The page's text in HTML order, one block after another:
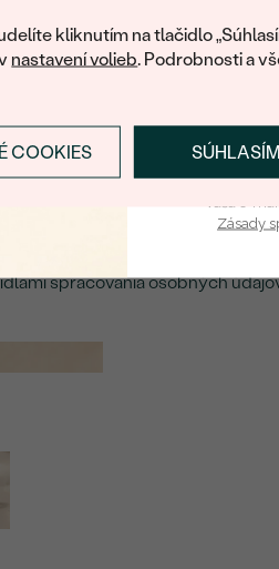
kliknutím na tlačidlo
nastavení volieb. Podrobnosti a
COOKIES
produktov. Pokiaľ chcete
nechajte nám svoj e-mail.
UPOZORNENIE NA TENTO
spracovania osobných
Zásady